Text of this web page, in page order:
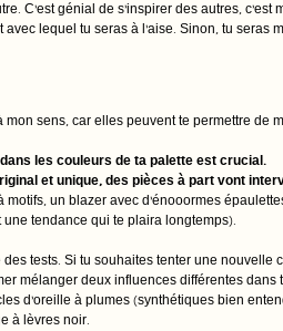
C'est génial de s'inspirer des autres, c'est
lequel tu seras à l'aise. Sinon, tu seras
sens, car elles peuvent te permettre de
les couleurs de ta palette est crucial.
et unique, des pièces à part vont
un blazer avec d'énooormes
tendance qui te plaira longtemps).
tests. Si tu souhaites tenter une nouvelle
mélanger deux influences différentes dans
d'oreille à plumes (synthétiques bien
à lèvres noir.